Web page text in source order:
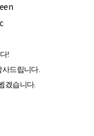
!
사드립니다.
겠습니다.